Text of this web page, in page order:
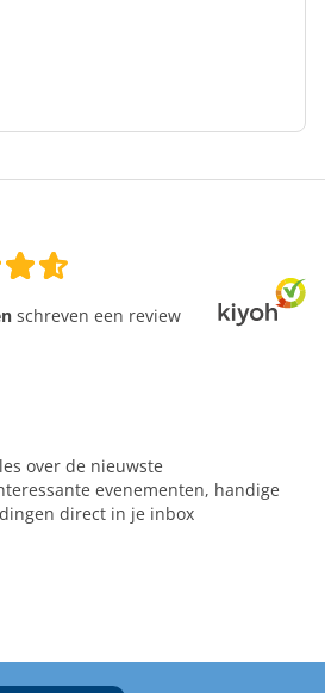
schreven een review
over de nieuwste
evenementen, handige
direct in je inbox